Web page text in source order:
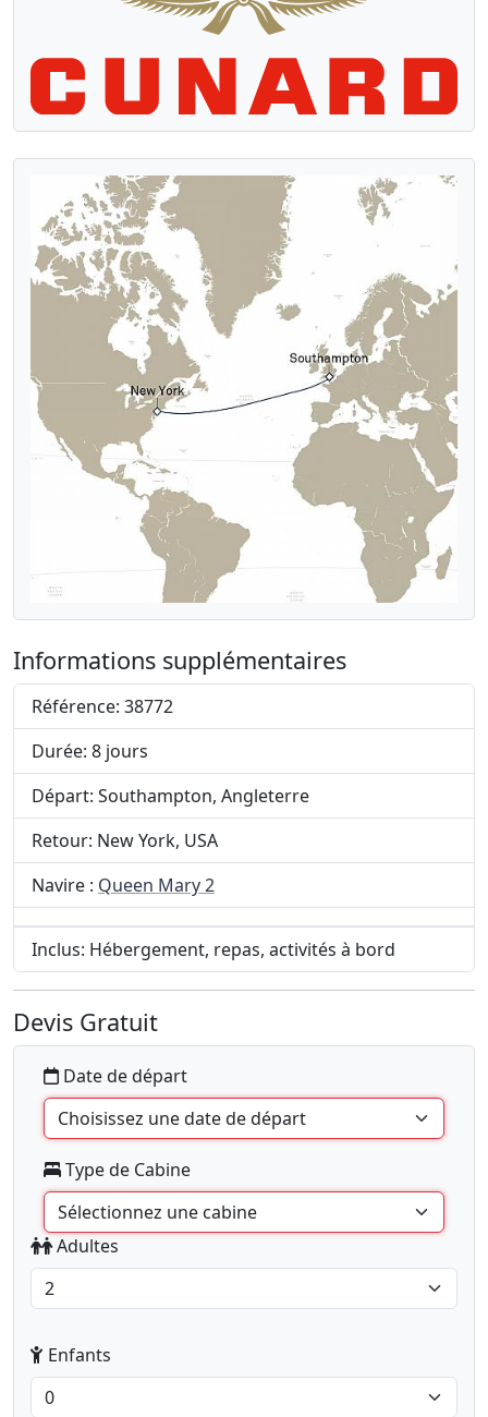
Informations supplémentaires
Référence: 38772
Durée: 8 jours
Départ: Southampton, Angleterre
Retour: New York, USA
Navire : Queen Mary 2
Inclus: Hébergement, repas, activités à bord
Devis Gratuit
Date de départ
Type de Cabine
Adultes
Enfants